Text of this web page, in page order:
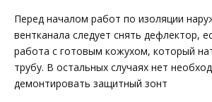
Перед началом работ по изоляции
вентканала следует снять дефлектор,
работа с готовым кожухом, который
трубу. В остальных случаях нет
демонтировать защитный зонт